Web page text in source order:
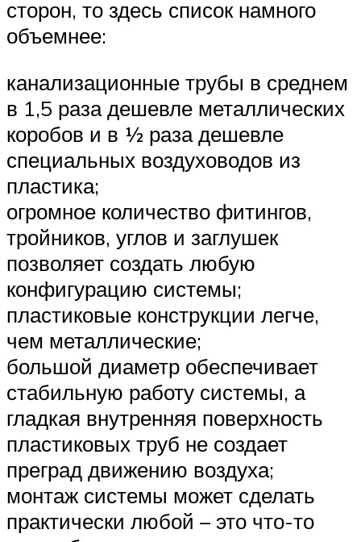
сторон, то здесь список намного
объемнее:
канализационные трубы в среднем
в 1,5 раза дешевле металлических
коробов и в ½ раза дешевле
специальных воздуховодов из
пластика;
огромное количество фитингов,
тройников, углов и заглушек
позволяет создать любую
конфигурацию системы;
пластиковые конструкции легче,
чем металлические;
большой диаметр обеспечивает
стабильную работу системы, а
гладкая внутренняя поверхность
пластиковых труб не создает
преград движению воздуха;
монтаж системы может сделать
практически любой – это что-то